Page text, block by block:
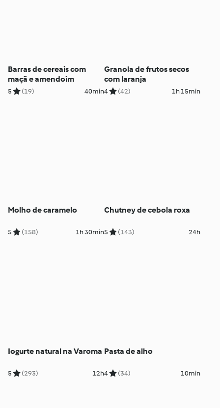
Barras de cereais com
maçã e amendoim
5 (19) 40min
Granola de frutos secos
com laranja
4 (42) 1h 15min
Molho de caramelo
5 (158) 1h 30min
Chutney de cebola roxa
5 (143) 24h
Iogurte natural na Varoma
5 (293) 12h
Pasta de alho
4 (34) 10min